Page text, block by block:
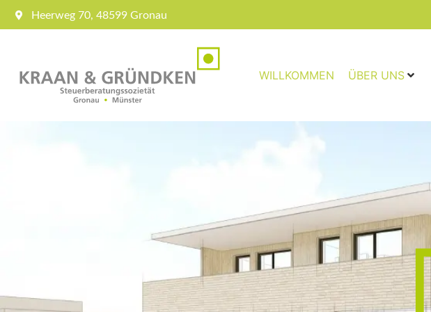
Heerweg 70, 48599 Gronau
WILLKOMMEN ÜBER UNS